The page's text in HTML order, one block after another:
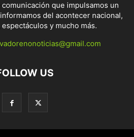
que impulsamos un
del acontecer nacional,
y mucho más.
US